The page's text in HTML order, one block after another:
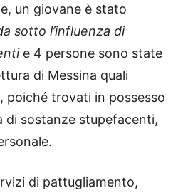
un giovane è stato
sotto l’influenza di
e 4 persone sono state
di Messina quali
poiché trovati in possesso
di sostanze stupefacenti,
di pattugliamento,